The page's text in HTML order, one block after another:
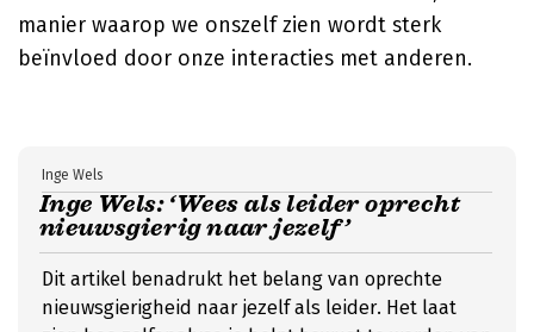
manier waarop we onszelf zien wordt sterk
beïnvloed door onze interacties met anderen.
Inge Wels: ‘Wees als leider oprecht
nieuwsgierig naar jezelf’
Inge Wels
Dit artikel benadrukt het belang van oprechte
nieuwsgierigheid naar jezelf als leider. Het laat